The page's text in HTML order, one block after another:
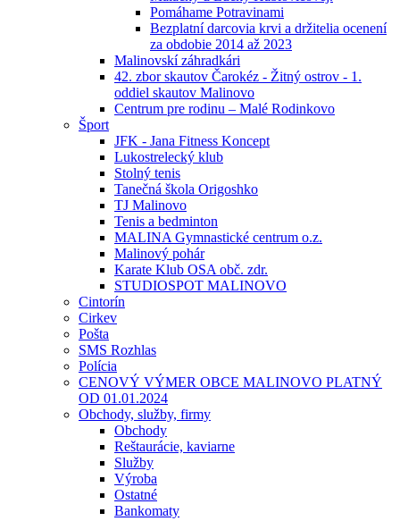
Pomáhame Potravinami
Bezplatní darcovia krvi a držitelia ocenení
za obdobie 2014 až 2023
Malinovskí záhradkári
42. zbor skautov Čarokéz - Žitný ostrov - 1.
oddiel skautov Malinovo
Centrum pre rodinu – Malé Rodinkovo
Šport
JFK - Jana Fitness Koncept
Lukostrelecký klub
Stolný tenis
Tanečná škola Origoshko
TJ Malinovo
Tenis a bedminton
MALINA Gymnastické centrum o.z.
Malinový pohár
Karate Klub OSA obč. zdr.
STUDIOSPOT MALINOVO
Cintorín
Cirkev
Pošta
SMS Rozhlas
Polícia
CENOVÝ VÝMER OBCE MALINOVO PLATNÝ
OD 01.01.2024
Obchody, služby, firmy
Obchody
Reštaurácie, kaviarne
Služby
Výroba
Ostatné
Bankomaty